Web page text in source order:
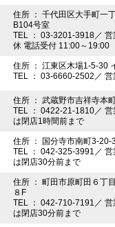
住所 ： 千代田区大手町一
B104号室
TEL ： 03-3201-3918／
休 電話受付 11:00～19:00
住所 ： 江東区木場1-5-30
TEL ： 03-6660-2502／
住所 ： 武蔵野市吉祥寺本
TEL ： 0422-21-1810／
は閉店1時間前まで
住所 ： 国分寺市南町3-
TEL ： 042-325-3991／
は閉店30分前まで
住所 ： 町田市原町田６丁
８F
TEL ： 042-710-7191／
は閉店30分前まで